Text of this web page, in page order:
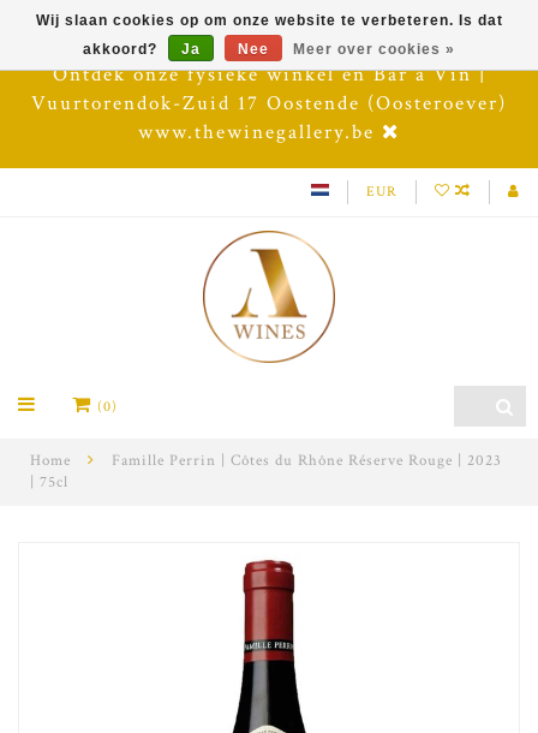
Ontdek onze fysieke winkel en Bar à Vin |
Vuurtorendok-Zuid 17 Oostende (Oosteroever)
www.thewinegallery.be
EUR
(0)
Home
Famille Perrin | Côtes du Rhône Réserve Rouge | 2023
| 75cl
Wij slaan cookies op om onze website te verbeteren. Is dat
akkoord?
Ja Nee Meer over cookies »